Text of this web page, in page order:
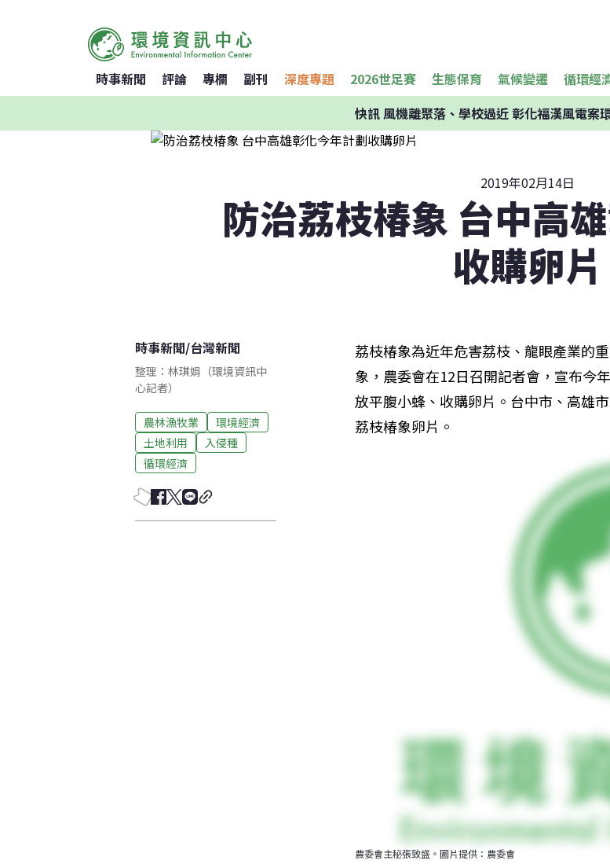
時事新聞 評論 專欄 副刊 深度專題 2026世足賽 生態保育 氣候變遷 循環經
快訊風機離聚落、學校過近 彰化福漢風電案
2019年02月14日
防治荔枝椿象 台中高
收購卵片
時事新聞/台灣新聞
整理：林琪娟（環境資訊中
心記者）
農林漁牧業
環境經濟
土地利用
入侵種
循環經濟
荔枝椿象為近年危害荔枝、龍眼產業的
象，農委會在12日召開記者會，宣布
放平腹小蜂、收購卵片。台中市、高雄
荔枝椿象卵片。
農委會主秘張致盛。圖片提供：農委會